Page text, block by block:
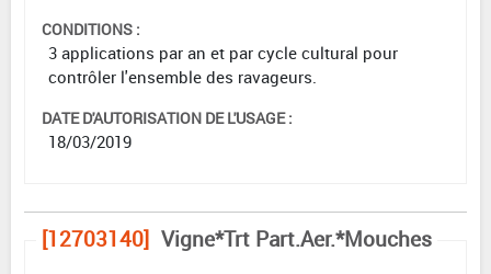
CONDITIONS :
3 applications par an et par cycle cultural pour
contrôler l'ensemble des ravageurs.
DATE D'AUTORISATION DE L'USAGE :
18/03/2019
[12703140] Vigne*Trt Part.Aer.*Mouches